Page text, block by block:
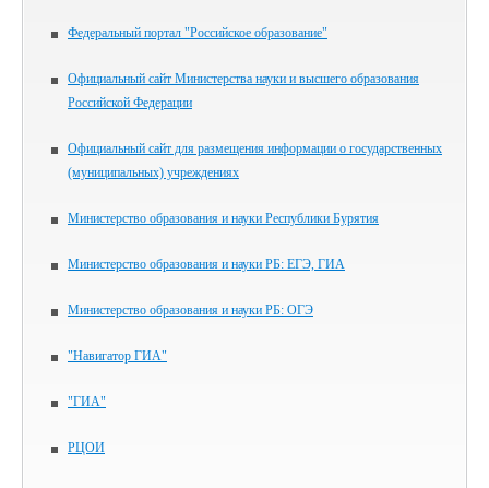
Федеральный портал "Российское образование"
Официальный сайт Министерства науки и высшего образования
Российской Федерации
Официальный сайт для размещения информации о государственных
(муниципальных) учреждениях
Министерство образования и науки Республики Бурятия
Министерство образования и науки РБ: ЕГЭ, ГИА
Министерство образования и науки РБ: ОГЭ
"Навигатор ГИА"
"ГИА"
РЦОИ